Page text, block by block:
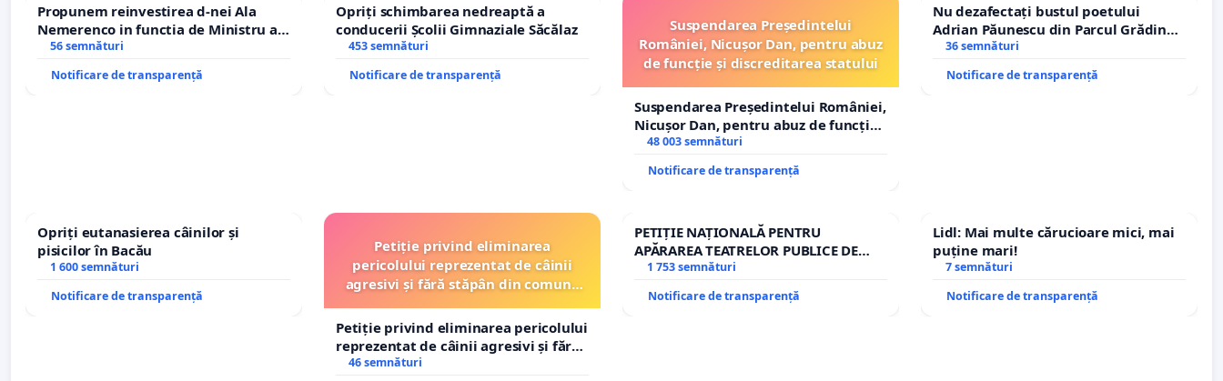
Propunem reinvestirea d-nei Ala
Nemerenco in functia de Ministru al
Sanatatii
56 semnături
Notificare de transparență
Opriți schimbarea nedreaptă a
conducerii Școlii Gimnaziale Săcălaz
453 semnături
Notificare de transparență
Suspendarea Președintelui
României, Nicușor Dan, pentru abuz
de funcție și discreditarea statului
Suspendarea Președintelui României,
Nicușor Dan, pentru abuz de funcție
și discreditarea statului
48 003 semnături
Notificare de transparență
Nu dezafectați bustul poetului
Adrian Păunescu din Parcul Grădina
Icoanei! Stop cenzurii culturale!
36 semnături
Notificare de transparență
Opriți eutanasierea câinilor și
pisicilor în Bacău
1 600 semnături
Notificare de transparență
Petiție privind eliminarea
pericolului reprezentat de câinii
agresivi și fără stăpân din comuna
Petiție privind eliminarea pericolului
reprezentat de câinii agresivi și fără
stăpân din comuna Tunari
46 semnături
PETIȚIE NAȚIONALĂ PENTRU
APĂRAREA TEATRELOR PUBLICE DE
REPERTORIU DIN ROMÂNIA
1 753 semnături
Notificare de transparență
Lidl: Mai multe cărucioare mici, mai
puține mari!
7 semnături
Notificare de transparență